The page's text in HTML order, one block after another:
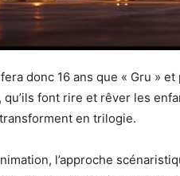
donc 16 ans que « Gru »
font rire et rêver les
en trilogie.
l’approche